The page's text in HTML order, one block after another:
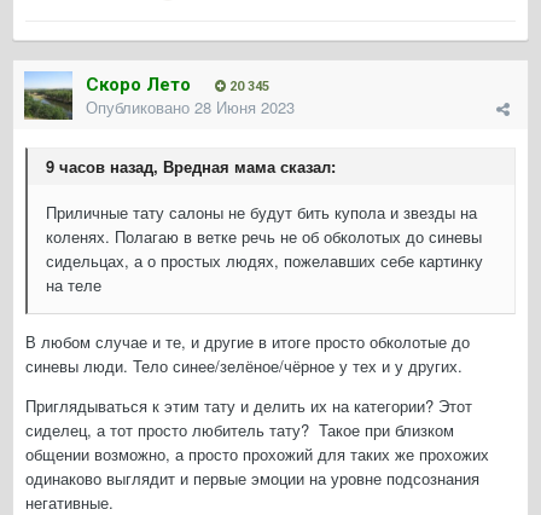
Скоро Лето 20 345
Опубликовано 28 Июня 2023
9 часов назад, Вредная мама сказал:
Приличные тату салоны не будут бить купола и звезды на
коленях. Полагаю в ветке речь не об обколотых до синевы
сидельцах, а о простых людях, пожелавших себе картинку
на теле
В любом случае и те, и другие в итоге просто обколотые до
синевы люди. Тело синее/зелёное/чёрное у тех и у других.
Приглядываться к этим тату и делить их на категории? Этот
сиделец, а тот просто любитель тату? Такое при близком
общении возможно, а просто прохожий для таких же прохожих
одинаково выглядит и первые эмоции на уровне подсознания
негативные.